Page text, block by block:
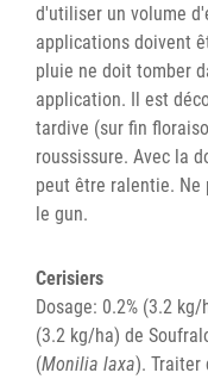
d'utiliser un volume
applications doivent
pluie ne doit tomber
application. Il est
tardive (sur fin
roussissure. Avec la
peut être ralentie. Ne
le gun.
Cerisiers
Dosage: 0.2% (3.2
(3.2 kg/ha) de
(Monilia laxa). Traiter